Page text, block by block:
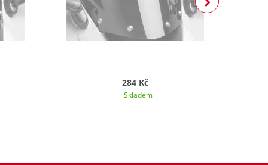
284 Kč
Skladem